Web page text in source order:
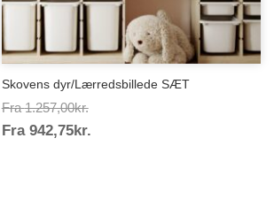
Skovens dyr/Lærredsbillede SÆT
Fra 1.257,00kr.Prisinterval:
1.257,00kr.
Fra 942,75kr.Prisinterval: